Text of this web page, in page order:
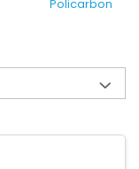
Policarbonat